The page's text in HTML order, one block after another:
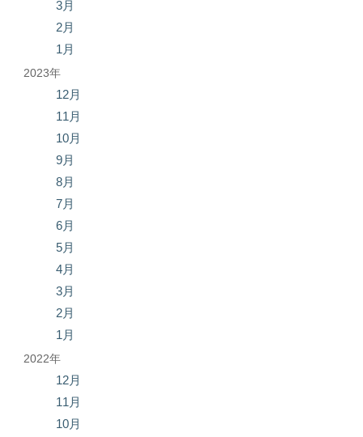
3月
2月
1月
2023年
12月
11月
10月
9月
8月
7月
6月
5月
4月
3月
2月
1月
2022年
12月
11月
10月